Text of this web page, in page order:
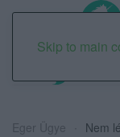
Skip to main
Eger Ügye
Nem